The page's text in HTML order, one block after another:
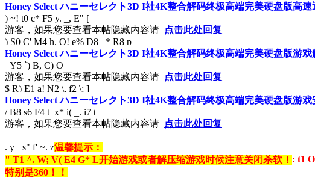
Honey Select ハニーセレクト3D I社4K整合解码终极高端完美硬盘版高
) ~! t0 c* F5 y. _, E" [
游客，如果您要查看本帖隐藏内容请 点击此处回复
) S0 C' M4 h. O! e% D8 _* R8 p
Honey Select ハニーセレクト3D I社4K整合解码终极高端完美硬盘版游戏
Y5 `) B, C) O
游客，如果您要查看本帖隐藏内容请 点击此处回复
$ R) E1 a! N2 \, f2 \; ]
Honey Select ハニーセレクト3D I社4K整合解码终极高端完美硬盘版游戏
/ B8 s6 F4 t x* i( _. i7 t
游客，如果您要查看本帖隐藏内容请 点击此处回复
. y+ s" f' ~. z温馨提示：
" T1 ^. W; V( E4 G* L开始游戏或者解压缩游戏时候注意关闭杀软！ : t1
特别是360！！